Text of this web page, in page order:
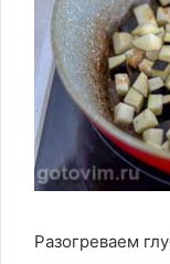
Разогреваем